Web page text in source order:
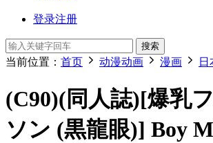
登录注册
搜索
当前位置： 首页 动漫动画 漫画
(C90)(同人誌)[爆乳
ソン (黒龍眼)] Boy